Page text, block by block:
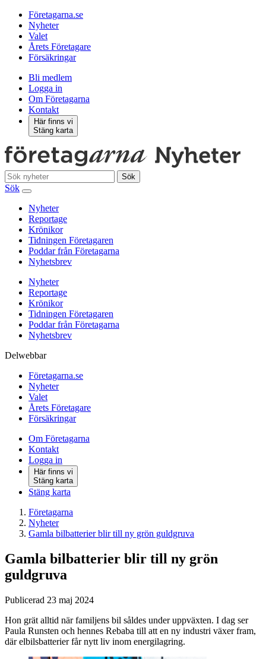
Företagarna.se
Nyheter
Valet
Årets Företagare
Försäkringar
Bli medlem
Logga in
Om Företagarna
Kontakt
Här finns vi
Stäng karta
Sök
Sök
Nyheter
Reportage
Krönikor
Tidningen Företagaren
Poddar från Företagarna
Nyhetsbrev
Nyheter
Reportage
Krönikor
Tidningen Företagaren
Poddar från Företagarna
Nyhetsbrev
Delwebbar
Företagarna.se
Nyheter
Valet
Årets Företagare
Försäkringar
Om Företagarna
Kontakt
Logga in
Här finns vi
Stäng karta
Stäng karta
Företagarna
Nyheter
Gamla bilbatterier blir till ny grön guldgruva
Gamla bilbatterier blir till ny grön
guldgruva
Publicerad 23 maj 2024
Hon grät alltid när familjens bil såldes under uppväxten. I dag ser
Paula Runsten och hennes Rebaba till att en ny industri växer fram,
där elbilsbatterier får nytt liv inom energilagring.